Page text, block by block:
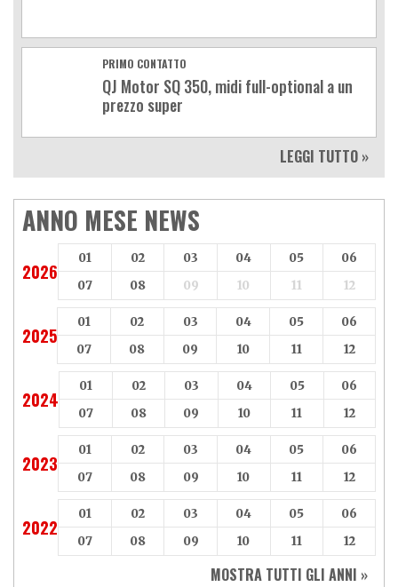
PRIMO CONTATTO
QJ Motor SQ 350, midi full-optional a un
prezzo super
LEGGI TUTTO »
ANNO MESE NEWS
2026
01 02 03 04 05
06
07
08 09 10 11 12
2025
01 02 03 04 05
06
07
08 09 10 11 12
2024
01 02 03 04 05
06
07
08 09 10 11 12
2023
01 02 03 04 05
06
07
08 09 10 11 12
2022
01 02 03 04 05
06
07
08 09 10 11 12
MOSTRA TUTTI GLI ANNI »